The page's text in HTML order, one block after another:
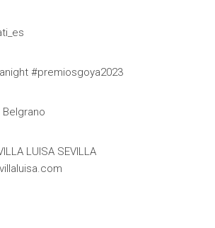
#premiosgoya2023
LUISA SEVILLA